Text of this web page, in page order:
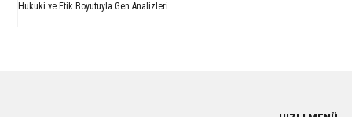
Hukuki ve Etik Boyutuyla Gen Analizleri